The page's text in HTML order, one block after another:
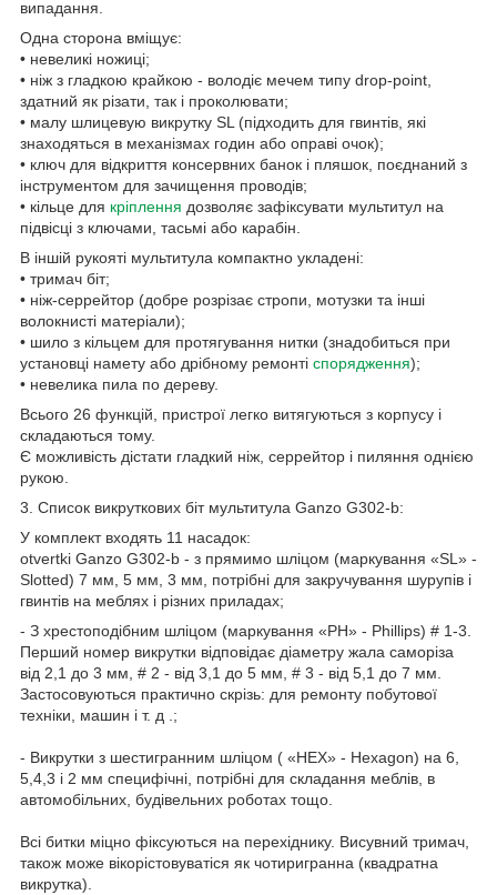
випадання.
Одна сторона вміщує:
• невеликі ножиці;
• ніж з гладкою крайкою - володіє мечем типу drop-point,
здатний як різати, так і проколювати;
• малу шлицевую викрутку SL (підходить для гвинтів, які
знаходяться в механізмах годин або оправі очок);
• ключ для відкриття консервних банок і пляшок, поєднаний з
інструментом для зачищення проводів;
• кільце для кріплення дозволяє зафіксувати мультитул на
підвісці з ключами, тасьмі або карабін.
В іншій рукояті мультитула компактно укладені:
• тримач біт;
• ніж-серрейтор (добре розрізає стропи, мотузки та інші
волокнисті матеріали);
• шило з кільцем для протягування нитки (знадобиться при
установці намету або дрібному ремонті спорядження);
• невелика пила по дереву.
Всього 26 функцій, пристрої легко витягуються з корпусу і
складаються тому.
Є можливість дістати гладкий ніж, серрейтор і пиляння однією
рукою.
3. Список викруткових біт мультитула Ganzo G302-b:
У комплект входять 11 насадок:
otvertki Ganzo G302-b - з прямимо шліцом (маркування «SL» -
Slotted) 7 мм, 5 мм, 3 мм, потрібні для закручування шурупів і
гвинтів на меблях і різних приладах;
- З хрестоподібним шліцом (маркування «PH» - Phillips) # 1-3.
Перший номер викрутки відповідає діаметру жала саморіза
від 2,1 до 3 мм, # 2 - від 3,1 до 5 мм, # 3 - від 5,1 до 7 мм.
Застосовуються практично скрізь: для ремонту побутової
техніки, машин і т. д .;
- Викрутки з шестигранним шліцом ( «HEX» - Hexagon) на 6,
5,4,3 і 2 мм специфічні, потрібні для складання меблів, в
автомобільних, будівельних роботах тощо.
Всі битки міцно фіксуються на перехіднику. Висувний тримач,
також може вікорістовуватіся як чотиригранна (квадратна
викрутка).